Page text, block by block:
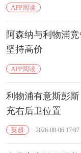
APP阅读
阿森纳与利物浦
坚持高价
APP阅读
利物浦有意斯彭
充右后卫位置
英超 2026-08-06 17:07